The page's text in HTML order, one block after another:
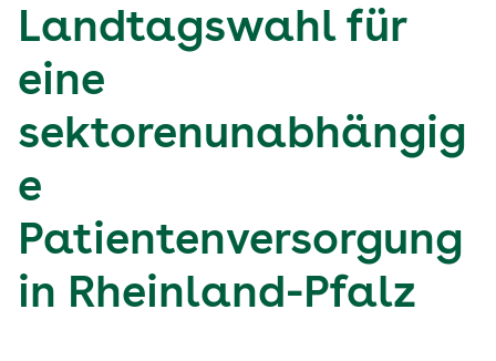
Landtagswahl für
eine
sektorenunabhängig
e
Patientenversorgung
in Rheinland-Pfalz